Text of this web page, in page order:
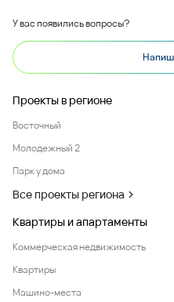
У вас появились вопросы?
Проекты в регионе
Восточный
Молодежный 2
Парк у дома
Все проекты региона
Квартиры и апартаменты
Коммерческая недвижимость
Квартиры
Машино-места